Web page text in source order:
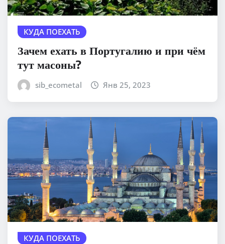
КУДА ПОЕХАТЬ
Зачем ехать в Португалию и при чём
тут масоны?
sib_ecometal Янв 25, 2023
КУДА ПОЕХАТЬ